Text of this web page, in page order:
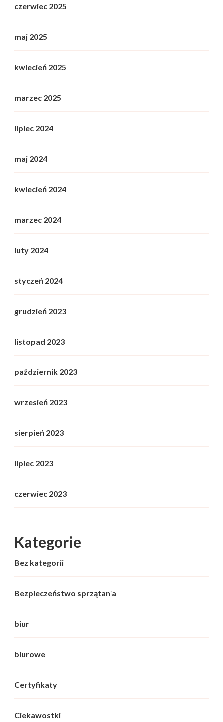
czerwiec 2025
maj 2025
kwiecień 2025
marzec 2025
lipiec 2024
maj 2024
kwiecień 2024
marzec 2024
luty 2024
styczeń 2024
grudzień 2023
listopad 2023
październik 2023
wrzesień 2023
sierpień 2023
lipiec 2023
czerwiec 2023
Kategorie
Bez kategorii
Bezpieczeństwo sprzątania
biur
biurowe
Certyfikaty
Ciekawostki